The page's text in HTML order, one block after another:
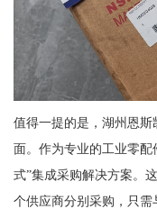
值得一提的是，湖州恩
面。作为专业的工业零
式”集成采购解决方案。
个供应商分别采购，只